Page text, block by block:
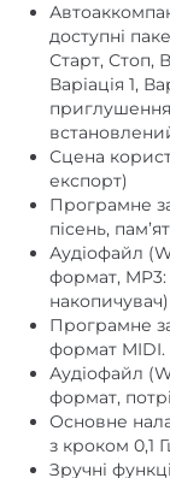
доступні
Старт, Стоп,
Варіація 1,
приглушення
Сцена
експорт)
Програмне
пісень,
Аудіофайл
формат, MP3:
накопичувач)
Програмне
формат MIDI.
Аудіофайл
формат,
Основне
з кроком 0,1
Зручні